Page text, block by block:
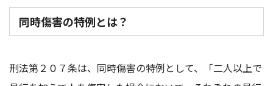
同時傷害の特例とは？
刑法第２０７条は、同時傷害の特例として、「二人以上で